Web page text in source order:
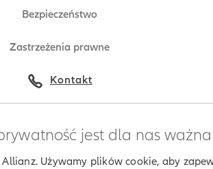
Bezpieczeństwo
Zastrzeżenia prawne
© Allianz 2026
Kontakt
jest dla nas ważna
Używamy plików cookie, aby